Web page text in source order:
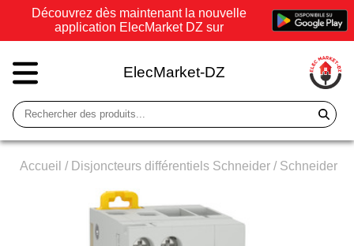
Découvrez dès maintenant la nouvelle
application ElecMarket DZ sur
ElecMarket-DZ
Accueil / Disjoncteurs différentiels Schneider/ Schneider